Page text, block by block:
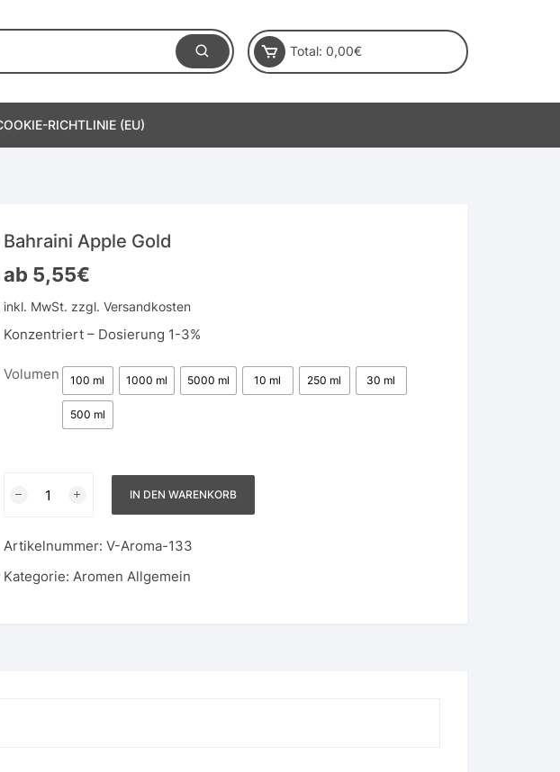
Total: 0,00€
RICHTLINIE (EU)
Bahraini Apple Gold
ab 5,55€
inkl. MwSt. zzgl. Versandkosten
Konzentriert – Dosierung 1-3%
Volumen 100 ml 1000 ml 5000 ml 10 ml 250 ml 30 ml
500 ml
Menge
IN DEN WARENKORB
Artikelnummer: V-Aroma-133
Kategorie: Aromen Allgemein